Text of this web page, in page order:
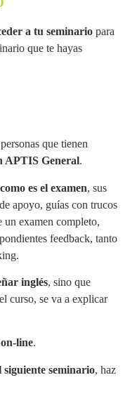
a tu seminario para
que te hayas
que tienen
APTIS General.
es el examen, sus
apoyo, guías con trucos
un examen completo,
feedback, tanto
inglés, sino que
curso, se va a explicar
line.
seminario, haz